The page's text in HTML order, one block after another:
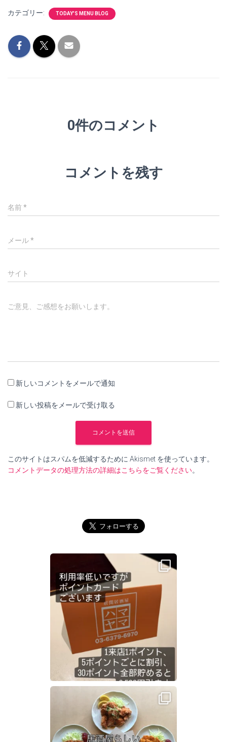
カテゴリー: TODAY'S MENU BLOG
0件のコメント
コメントを残す
名前*
メール*
サイト
ご意見、ご感想をお願いします。
新しいコメントをメールで通知
新しい投稿をメールで受け取る
このサイトはスパムを低減するために Akismet を使っています。
コメントデータの処理方法の詳細はこちらをご覧ください。